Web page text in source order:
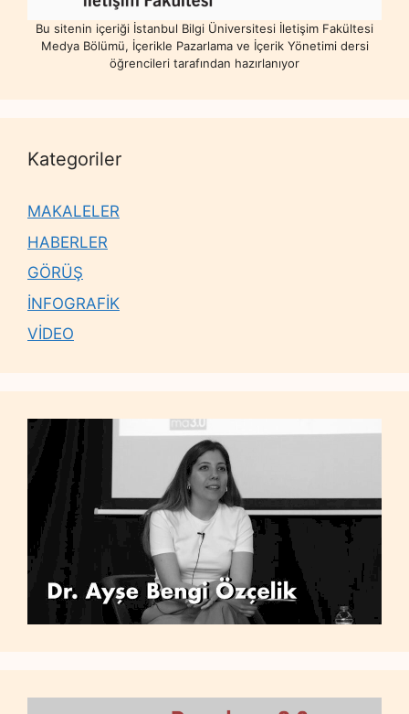
Bu sitenin içeriği İstanbul Bilgi Üniversitesi İletişim Fakültesi
Medya Bölümü, İçerikle Pazarlama ve İçerik Yönetimi dersi
öğrencileri tarafından hazırlanıyor
Kategoriler
MAKALELER
HABERLER
GÖRÜŞ
İNFOGRAFİK
VİDEO